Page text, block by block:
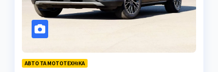
АВТО ТА МОТОТЕХНІКА